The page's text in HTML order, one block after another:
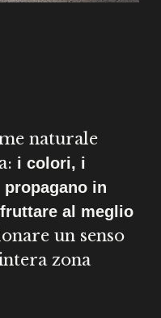
naturale
i colori, i
in
al meglio
un senso
zona